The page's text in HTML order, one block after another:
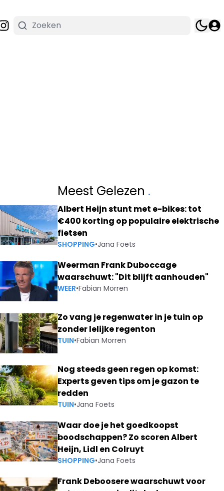
Meest Gelezen .
Albert Heijn stunt met e-bikes: tot
€400 korting op populaire elektrische
fietsen
SHOPPING•Jana Foets
Weerman Frank Duboccage
waarschuwt: "Dit blijft aanhouden"
WEER•Fabian Morren
Zo vang je regenwater in je tuin op
zonder lelijke regenton
TUIN•Fabian Morren
Nog steeds geen regen op komst:
Experts geven tips om je gazon te
redden
TUIN•Jana Foets
Waar doe je het goedkoopst
boodschappen? Zo scoren Albert
Heijn, Lidl en Colruyt
SHOPPING•Jana Foets
Frank Deboosere waarschuwt voor